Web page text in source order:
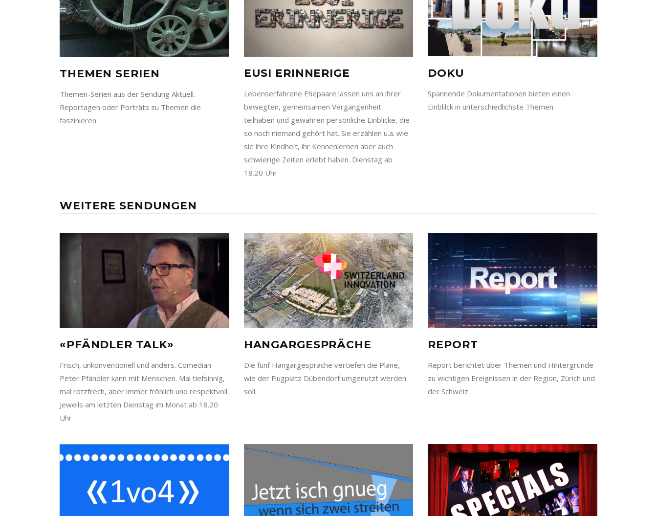
THEMEN SERIEN
Themen-Serien aus der Sendung Aktuell.
Reportagen oder Porträts zu Themen die
faszinieren.
EUSI ERINNERIGE
Lebenserfahrene Ehepaare lassen uns an ihrer
bewegten, gemeinsamen Vergangenheit
teilhaben und gewähren persönliche Einblicke, die
so noch niemand gehört hat. Sie erzählen u.a. wie
sie ihre Kindheit, ihr Kennenlernen aber auch
schwierige Zeiten erlebt haben. Dienstag ab
18.20 Uhr
DOKU
Spannende Dokumentationen bieten einen
Einblilck in unterschiedlichste Themen.
WEITERE SENDUNGEN
«PFÄNDLER TALK»
Frisch, unkonventionell und anders. Comedian
Peter Pfändler kann mit Menschen. Mal tiefsinnig,
mal rotzfrech, aber immer fröhlich und respektvoll.
Jeweils am letzten Dienstag im Monat ab 18.20
Uhr
HANGARGESPRÄCHE
Die fünf Hangargespräche vertiefen die Pläne,
wie der Flugplatz Dübendorf umgenutzt werden
soll.
REPORT
Report berichtet über Themen und Hintergründe
zu wichtigen Ereignissen in der Region, Zürich und
der Schweiz.